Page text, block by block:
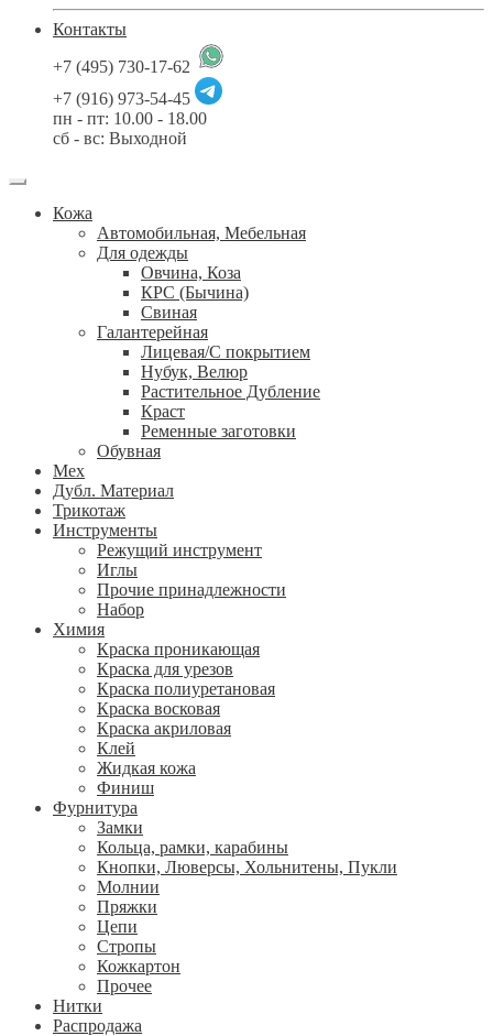
Контакты
+7 (495) 730-17-62
+7 (916) 973-54-45
пн - пт: 10.00 - 18.00
сб - вс: Выходной
Кожа
Автомобильная, Мебельная
Для одежды
Овчина, Коза
КРС (Бычина)
Свиная
Галантерейная
Лицевая/С покрытием
Нубук, Велюр
Растительное Дубление
Краст
Ременные заготовки
Обувная
Мех
Дубл. Материал
Трикотаж
Инструменты
Режущий инструмент
Иглы
Прочие принадлежности
Набор
Химия
Краска проникающая
Краска для урезов
Краска полиуретановая
Краска восковая
Краска акриловая
Клей
Жидкая кожа
Финиш
Фурнитура
Замки
Кольца, рамки, карабины
Кнопки, Люверсы, Хольнитены, Пукли
Молнии
Пряжки
Цепи
Стропы
Кожкартон
Прочее
Нитки
Распродажа